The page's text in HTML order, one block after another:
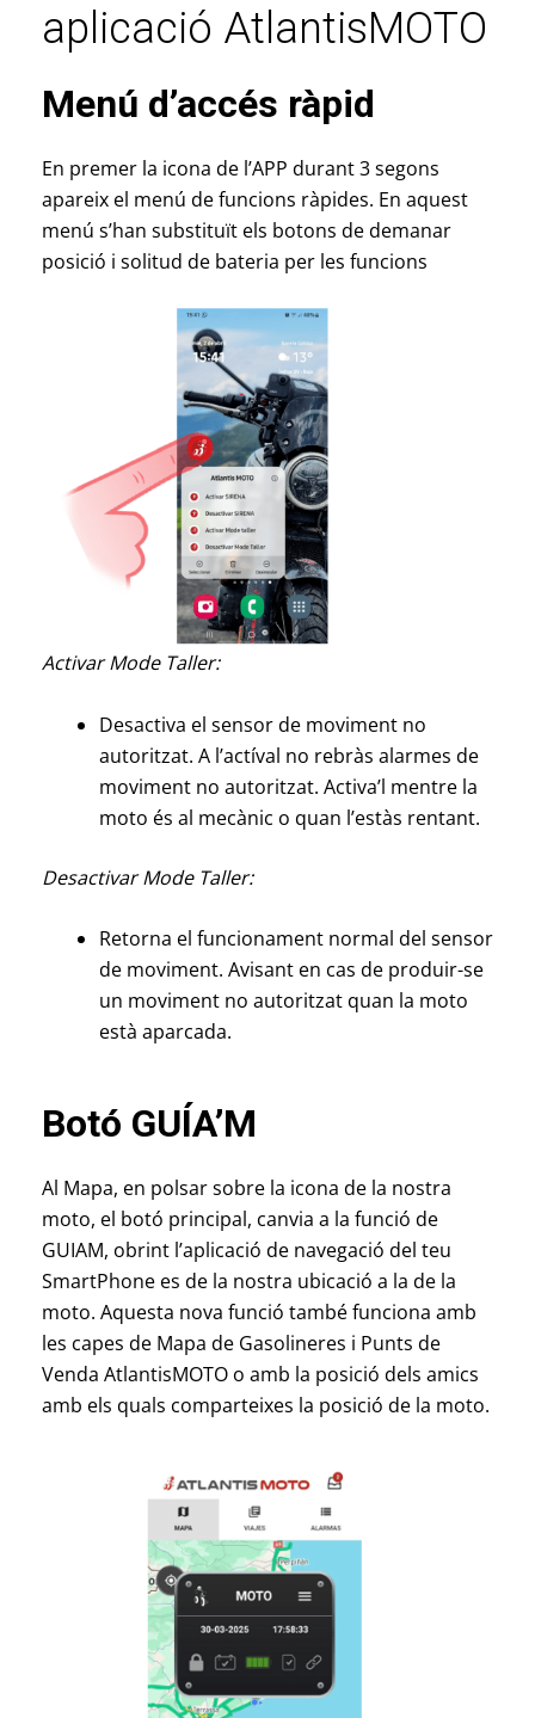
aplicació AtlantisMOTO
Menú d’accés ràpid
En premer la icona de l’APP durant 3 segons
apareix el menú de funcions ràpides. En aquest
menú s’han substituït els botons de demanar
posició i solitud de bateria per les funcions
Activar Mode Taller:
Desactiva el sensor de moviment no
autoritzat. A l’actíval no rebràs alarmes de
moviment no autoritzat. Activa’l mentre la
moto és al mecànic o quan l’estàs rentant.
Desactivar Mode Taller:
Retorna el funcionament normal del sensor
de moviment. Avisant en cas de produir-se
un moviment no autoritzat quan la moto
està aparcada.
Botó GUÍA’M
Al Mapa, en polsar sobre la icona de la nostra
moto, el botó principal, canvia a la funció de
GUIAM, obrint l’aplicació de navegació del teu
SmartPhone es de la nostra ubicació a la de la
moto. Aquesta nova funció també funciona amb
les capes de Mapa de Gasolineres i Punts de
Venda AtlantisMOTO o amb la posició dels amics
amb els quals comparteixes la posició de la moto.